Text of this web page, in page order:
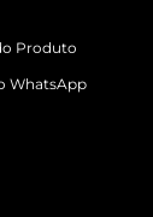
Produto
WhatsApp